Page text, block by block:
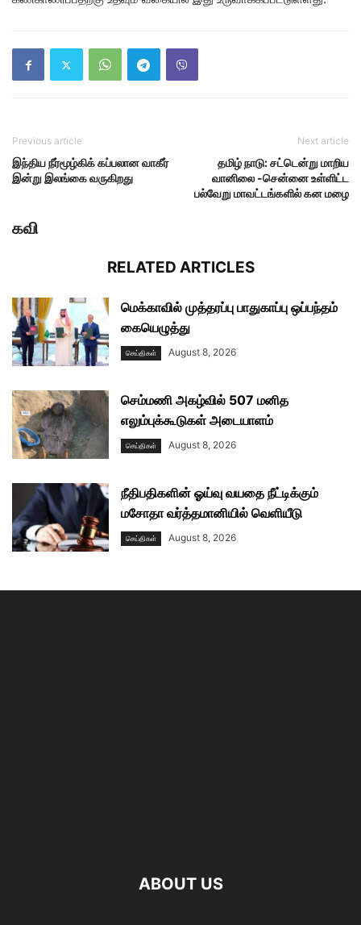
Previous article
இந்திய நீர்மூழ்கிக் கப்பலான வாகீர்
இன்று இலங்கை வருகிறது
Next article
தமிழ் நாடு: சட்டென்று மாறிய
வானிலை -சென்னை உள்ளிட்ட
பல்வேறு மாவட்டங்களில் கன மழை
கவி
RELATED ARTICLES
மெக்காவில் முத்தரப்பு பாதுகாப்பு ஒப்பந்தம்
கையெழுத்து
செய்திகள் August 8, 2026
செம்மணி அகழ்வில் 507 மனித
எலும்புக்கூடுகள் அடையாளம்
செய்திகள் August 8, 2026
நீதிபதிகளின் ஓய்வு வயதை நீட்டிக்கும்
மசோதா வர்த்தமானியில் வெளியீடு
செய்திகள் August 8, 2026
ABOUT US